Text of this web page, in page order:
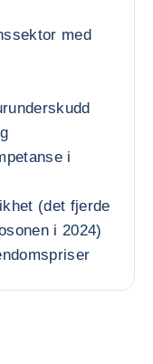
med
i
(det fjerde
i 2024)